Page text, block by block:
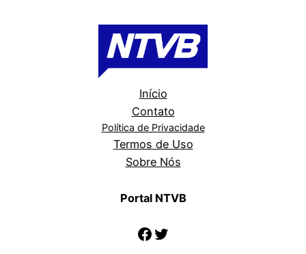
Início
Contato
Política de Privacidade
Termos de Uso
Sobre Nós
Portal NTVB
Facebook
Twitter